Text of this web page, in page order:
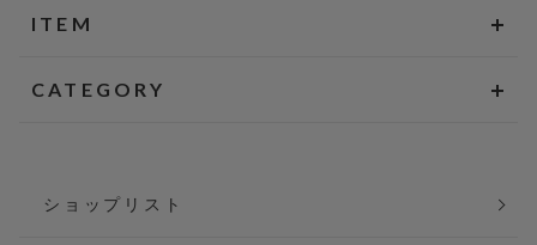
ITEM
CATEGORY
ショップリスト